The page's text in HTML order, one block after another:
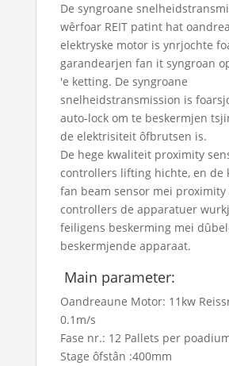
De syngroane
wêrfoar REIT patint hat
elektryske motor is ynrjochte
garandearjen fan it syngroan
'e ketting. De syngroane
snelheidstransmission is
auto-lock om te beskermjen
de elektrisiteit ôfbrutsen is.
De hege kwaliteit proximity
controllers lifting hichte, en de
fan beam sensor mei proximity
controllers de apparatuer
feiligens beskerming mei
beskermjende apparaat.
Main parameter:
Oandreaune Motor: 11kw
0.1m/s
Fase nr.: 12 Pallets per
Stage ôfstân :400mm